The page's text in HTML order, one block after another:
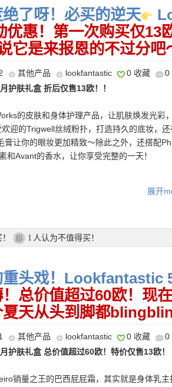
国境内免邮（普通快递），可直邮瑞士、荷
请参考网站信息。
由退货
站中文图文购物教程点击此处 】
礼盒 活动链接在此
德国境内免邮（普通快递），可直邮瑞士、荷
由退货
站中文图文购物教程点击此处 】
了呀！必买的逆天
优惠！第一次购买仅13
它是来报恩的不过分吧
其他产品 lookfantastic 0 收藏
0
肤礼盒 折后仅售13欧！！
的皮肤和身体护理产品，让肌肤焕发光彩
迎的Trigwell丝绒粉扑，打造持久的底妆，
膏让你的眼妆更加精致～除此之外，还搭配
和Avant的香水，让你享受完整的一天！
腿霜20ml，价值9欧！
展开
1 人认为不值得买！
重头戏！Lookfantastic
总价值超过60欧！现
夏天从头到脚都
其他产品 lookfantastic 0 收藏
0
肤礼盒 总价值超过60欧！特价仅售13欧！
销量之王的巴西屁屁霜，其实就是身体乳主